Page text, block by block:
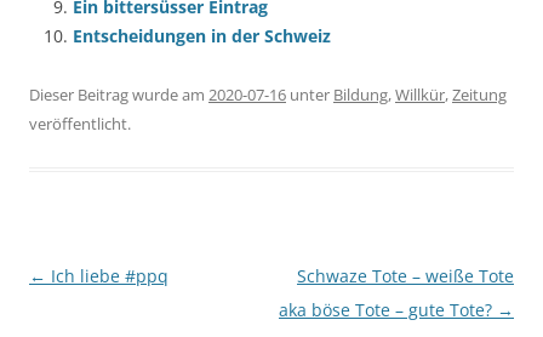
Ein bittersüsser Eintrag
Entscheidungen in der Schweiz
Dieser Beitrag wurde am 2020-07-16 unter Bildung,Willkür,Zeitung
veröffentlicht.
Beitragsnavigation
← Ich liebe #ppq
Schwaze Tote – weiße Tote
aka böse Tote – gute Tote? →